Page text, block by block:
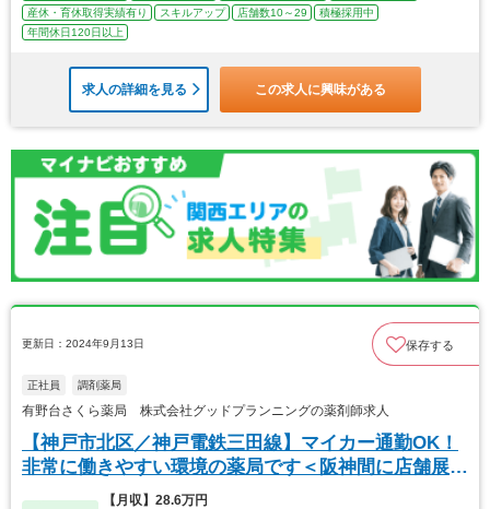
産休・育休取得実績有り
スキルアップ 店舗数10～29
積極採用中
年間休日120日以上
求人の詳細を見る この求人に興味がある
更新日：2024年9月13日 保存する
正社員 調剤薬局
有野台さくら薬局 株式会社グッドプランニングの薬剤師求人
【神戸市北区／神戸電鉄三田線】マイカー通勤OK！
非常に働きやすい環境の薬局です＜阪神間に店舗展開
【月収】28.6万円